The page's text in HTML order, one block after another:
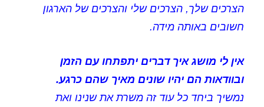
הצרכים שלך, הצרכים שלי והצרכים של הארגון
חשובים באותה מידה.
אין לי מושג איך דברים יתפתחו עם הזמן
ובוודאות הם יהיו שונים מאיך שהם כרגע.
נמשיך ביחד כל עוד זה משרת את שנינו ואת